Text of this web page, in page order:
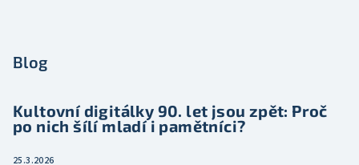
Blog
Kultovní digitálky 90. let jsou zpět: Proč
po nich šílí mladí i pamětníci?
25.3.2026